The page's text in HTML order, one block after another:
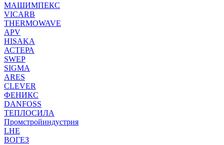
МАШИМПЕКС
VICARB
THERMOWAVE
APV
HISAKA
АСТЕРА
SWEP
SIGMA
ARES
CLEVER
ФЕНИКС
DANFOSS
ТЕПЛОСИЛА
Промстройиндустрия
LHE
ВОГЕЗ